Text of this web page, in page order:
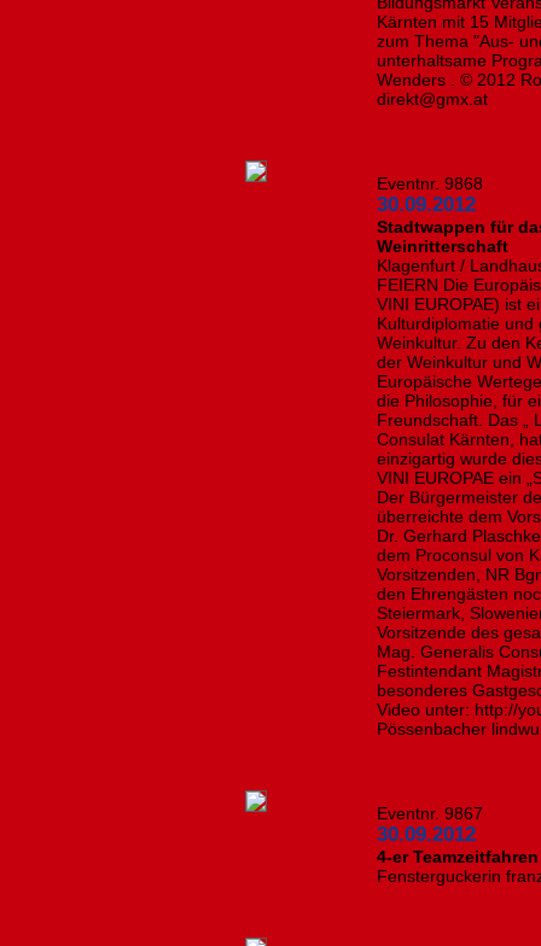
Kärnten mit 15
zum Thema "Aus-
unterhaltsame
Wenders . © 2012
direkt@gmx.at
Eventnr. 9868
30.09.2012
Stadtwappen für
Weinritterschaft
Klagenfurt /
FEIERN Die
VINI EUROPAE) ist
Kulturdiplomatie
Weinkultur. Zu den
der Weinkultur und
Europäische
die Philosophie, für
Freundschaft. Das „
Consulat Kärnten,
einzigartig wurde
VINI EUROPAE ein
Der Bürgermeister
überreichte dem
Dr. Gerhard
dem Proconsul von
Vorsitzenden, NR
den Ehrengästen
Steiermark,
Vorsitzende des
Mag. Generalis
Festintendant
besonderes
Video unter: http://
Pössenbacher
Eventnr. 9867
30.09.2012
4-er
Fensterguckerin